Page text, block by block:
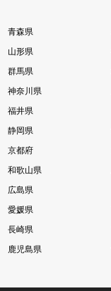
青森県
山形県
群馬県
神奈川県
福井県
静岡県
京都府
和歌山県
広島県
愛媛県
長崎県
鹿児島県